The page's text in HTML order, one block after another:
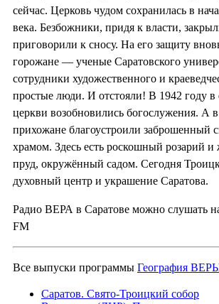
сейчас. Церковь чудом сохранилась в
века. Безбожники, придя к власти,
приговорили к сносу. На его защиту
горожане — ученые Саратовского
сотрудники художественного и
простые люди. И отстояли! В 1942 году в
церкви возобновились богослужения. А
прихожане благоустроили заброшенный
храмом. Здесь есть роскошный розарий
пруд, окружённый садом. Сегодня
духовный центр и украшение Саратова.
Радио ВЕРА в Саратове можно слушать на
FM
Все выпуски программы География
Саратов. Свято-Троицкий собор